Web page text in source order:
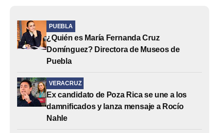
PUEBLA
¿Quién es María Fernanda Cruz
Domínguez? Directora de Museos de
Puebla
VERACRUZ
Ex candidato de Poza Rica se une a los
damnificados y lanza mensaje a Rocío
Nahle